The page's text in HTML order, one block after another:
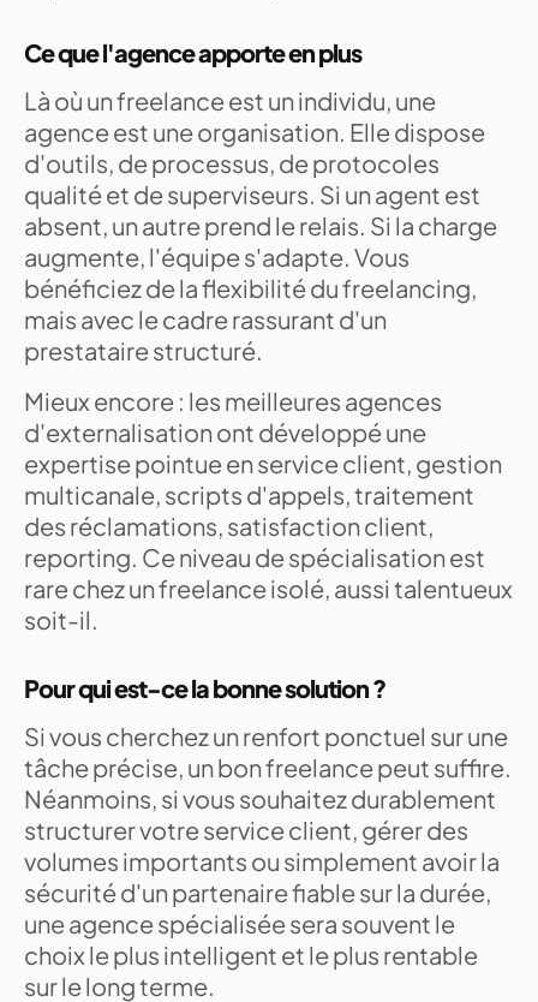
Ce que l'agence apporte en plus
Là où un freelance est un individu, une
agence est une organisation. Elle dispose
d'outils, de processus, de protocoles
qualité et de superviseurs. Si un agent est
absent, un autre prend le relais. Si la charge
augmente, l'équipe s'adapte. Vous
bénéficiez de la flexibilité du freelancing,
mais avec le cadre rassurant d'un
prestataire structuré.
Mieux encore : les meilleures agences
d'externalisation ont développé une
expertise pointue en service client, gestion
multicanale, scripts d'appels, traitement
des réclamations, satisfaction client,
reporting. Ce niveau de spécialisation est
rare chez un freelance isolé, aussi talentueux
soit-il.
Pour qui est-ce la bonne solution ?
Si vous cherchez un renfort ponctuel sur une
tâche précise, un bon freelance peut suffire.
Néanmoins, si vous souhaitez durablement
structurer votre service client, gérer des
volumes importants ou simplement avoir la
sécurité d'un partenaire fiable sur la durée,
une agence spécialisée sera souvent le
choix le plus intelligent et le plus rentable
sur le long terme.